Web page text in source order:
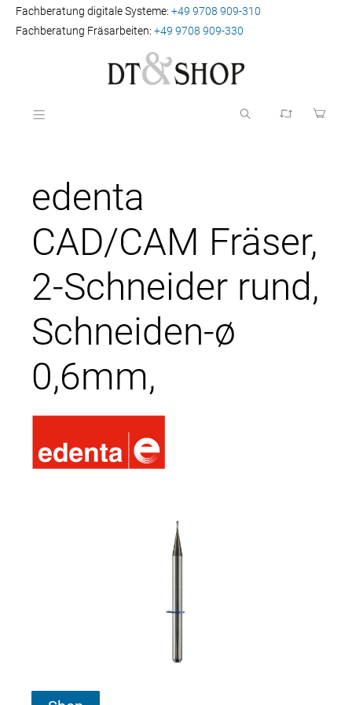
Fachberatung digitale Systeme: +49 9708 909-310
Fachberatung Fräsarbeiten: +49 9708 909-330
edenta
CAD/CAM Fräser,
2-Schneider rund,
Schneiden-ø
0,6mm,